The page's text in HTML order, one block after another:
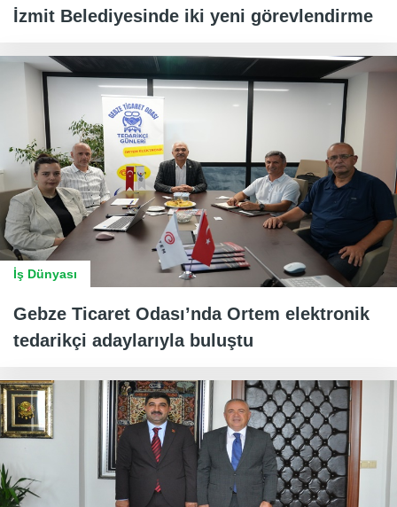
İzmit Belediyesinde iki yeni görevlendirme
İş Dünyası
Gebze Ticaret Odası’nda Ortem elektronik
tedarikçi adaylarıyla buluştu